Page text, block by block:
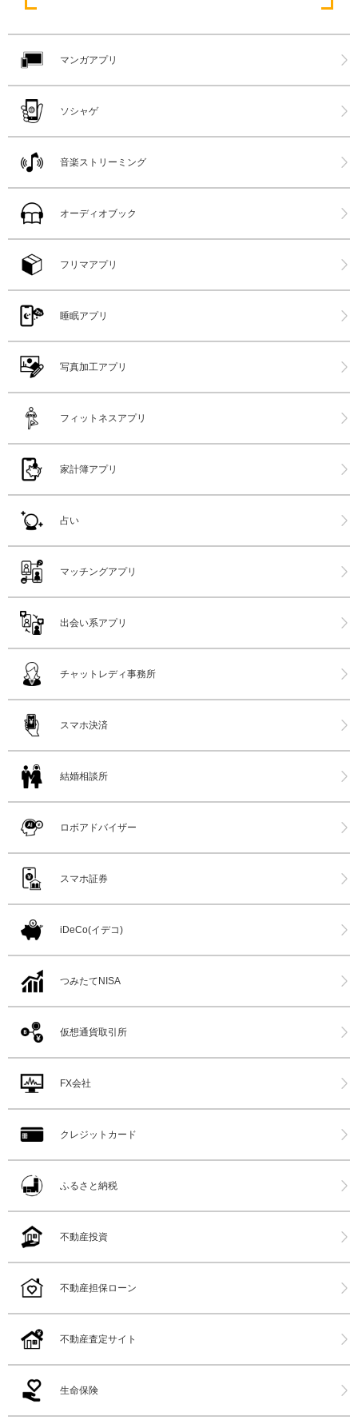
マンガアプリ
ソシャゲ
音楽ストリーミング
オーディオブック
フリマアプリ
睡眠アプリ
写真加工アプリ
フィットネスアプリ
家計簿アプリ
占い
マッチングアプリ
出会い系アプリ
チャットレディ事務所
スマホ決済
結婚相談所
ロボアドバイザー
スマホ証券
iDeCo(イデコ)
つみたてNISA
仮想通貨取引所
FX会社
クレジットカード
ふるさと納税
不動産投資
不動産担保ローン
不動産査定サイト
生命保険